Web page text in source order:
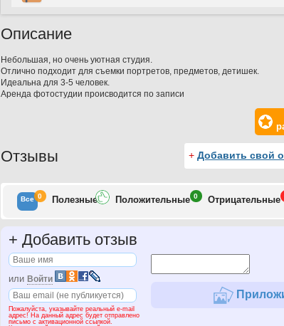
Описание
Небольшая, но очень уютная студия.
Отлично подходит для съемки портретов, предметов, детишек.
Идеальна для 3-5 человек.
Аренда фотостудии происводится по записи
Отзывы + Добавить свой
Все 0 Полезные Положительные 0 Отрицательные
+ Добавить отзыв
или Войти
Пожалуйста, указывайте реальный e-mail
адрес! На данный адрес будет отправлено
письмо с активационной ссылкой.